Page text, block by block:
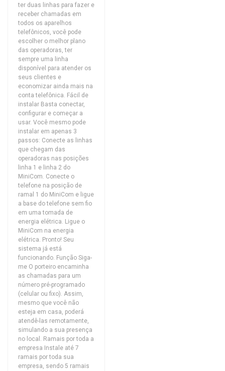
ter duas linhas para fazer e
receber chamadas em
todos os aparelhos
telefônicos, você pode
escolher o melhor plano
das operadoras, ter
sempre uma linha
disponível para atender os
seus clientes e
economizar ainda mais na
conta telefônica. Fácil de
instalar Basta conectar,
configurar e começar a
usar. Você mesmo pode
instalar em apenas 3
passos: Conecte as linhas
que chegam das
operadoras nas posições
linha 1 e linha 2 do
MiniCom. Conecte o
telefone na posição de
ramal 1 do MiniCom e ligue
a base do telefone sem fio
em uma tomada de
energia elétrica. Ligue o
MiniCom na energia
elétrica. Pronto! Seu
sistema já está
funcionando. Função Siga-
me O porteiro encaminha
as chamadas para um
número pré-programado
(celular ou fixo). Assim,
mesmo que você não
esteja em casa, poderá
atendê-las remotamente,
simulando a sua presença
no local. Ramais por toda a
empresa Instale até 7
ramais por toda sua
empresa, sendo 5 ramais